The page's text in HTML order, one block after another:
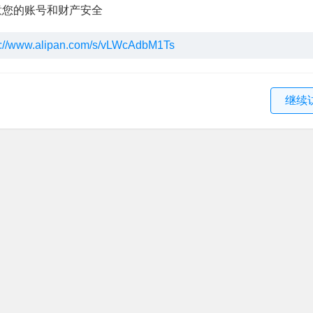
的账号和财产安全
www.alipan.com/s/vLWcAdbM1Ts
继续